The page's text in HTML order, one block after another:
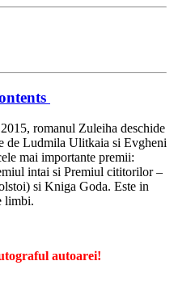
romanul Zuleiha deschide
de Ludmila Ulitkaia si Evgheni
mai importante premii:
intai si Premiul cititorilor –
si Kniga Goda. Este in
limbi.
autoarei!